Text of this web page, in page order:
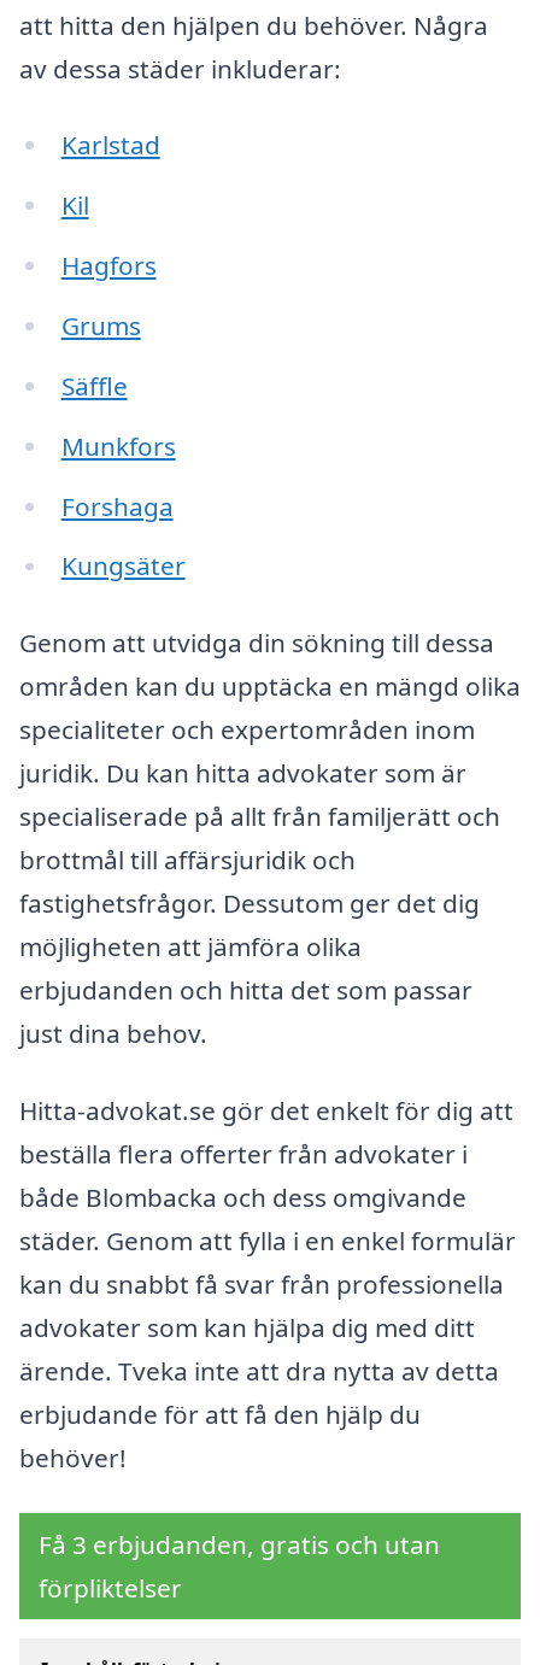
att hitta den hjälpen du behöver. Några
av dessa städer inkluderar:
Karlstad
Kil
Hagfors
Grums
Säffle
Munkfors
Forshaga
Kungsäter
Genom att utvidga din sökning till dessa
områden kan du upptäcka en mängd olika
specialiteter och expertområden inom
juridik. Du kan hitta advokater som är
specialiserade på allt från familjerätt och
brottmål till affärsjuridik och
fastighetsfrågor. Dessutom ger det dig
möjligheten att jämföra olika
erbjudanden och hitta det som passar
just dina behov.
Hitta-advokat.se gör det enkelt för dig att
beställa flera offerter från advokater i
både Blombacka och dess omgivande
städer. Genom att fylla i en enkel formulär
kan du snabbt få svar från professionella
advokater som kan hjälpa dig med ditt
ärende. Tveka inte att dra nytta av detta
erbjudande för att få den hjälp du
behöver!
Få 3 erbjudanden, gratis och utan
förpliktelser